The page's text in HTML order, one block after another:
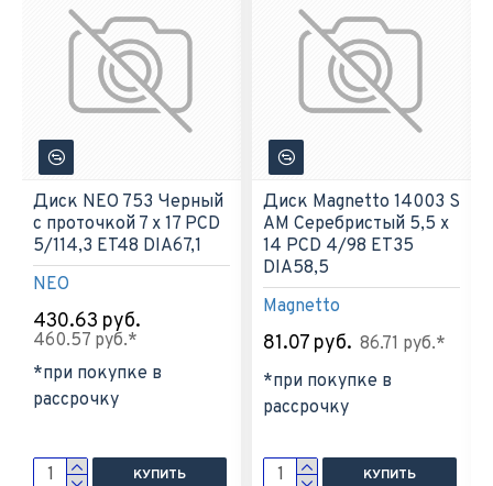
NEO
Диск NEO 753 Черный
с проточкой 7 х 17 PCD
5/114,3 ET48 DIA67,1
430.63 руб.
460.57 руб.*
*при покупке в
рассрочку
КУПИТЬ
Magnetto
Диск Magnetto 14003 S
AM Серебристый 5,5 х
14 PCD 4/98 ET35
DIA58,5
81.07 руб. 86.71 руб.*
*при покупке в
рассрочку
КУПИТЬ